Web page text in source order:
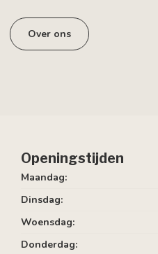
Over ons
Openingstijden
Maandag:
Dinsdag:
Woensdag:
Donderdag: